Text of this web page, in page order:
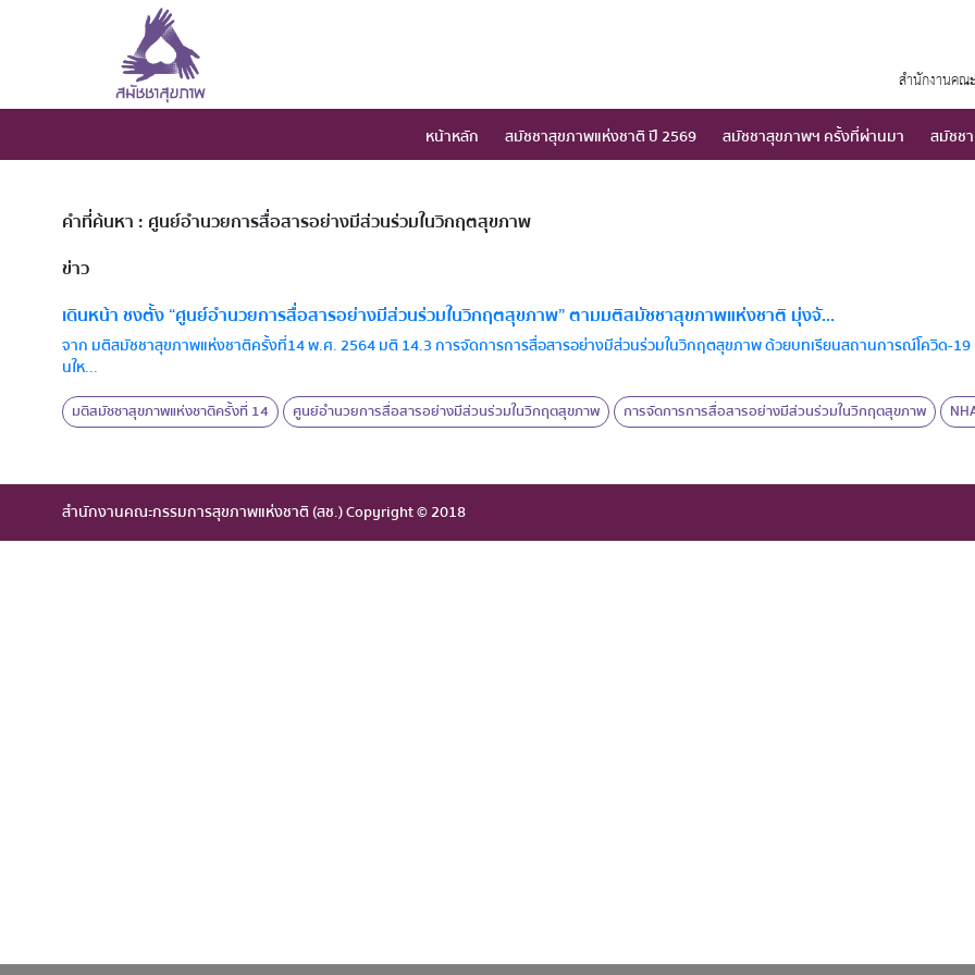
สำนักงานคณ
หน้าหลัก สมัชชาสุขภาพแห่งชาติ ปี 2569 สมัชชาสุขภาพฯ ครั้งที่ผ่านมา สมัชชา
คำที่ค้นหา : ศูนย์อำนวยการสื่อสารอย่างมีส่วนร่วมในวิกฤตสุขภาพ
ข่าว
เดินหน้า ชงตั้ง “ศูนย์อำนวยการสื่อสารอย่างมีส่วนร่วมในวิกฤตสุขภาพ” ตามมติสมัชชาสุขภาพแห่งชาติ มุ่งจั...
จาก มติสมัชชาสุขภาพแห่งชาติครั้งที่14 พ.ศ. 2564 มติ 14.3 การจัดการการสื่อสารอย่างมีส่วนร่วมในวิกฤตสุขภาพ ด้วยบทเรียนสถานการณ์โควิด-
นให...
มติสมัชชาสุขภาพแห่งชาติครั้งที่ 14 ศูนย์อำนวยการสื่อสารอย่างมีส่วนร่วมในวิกฤตสุขภาพ การจัดการการสื่อสารอย่างมีส่วนร่วมในวิกฤตสุขภาพ
สำนักงานคณะกรรมการสุขภาพแห่งชาติ (สช.) Copyright © 2018